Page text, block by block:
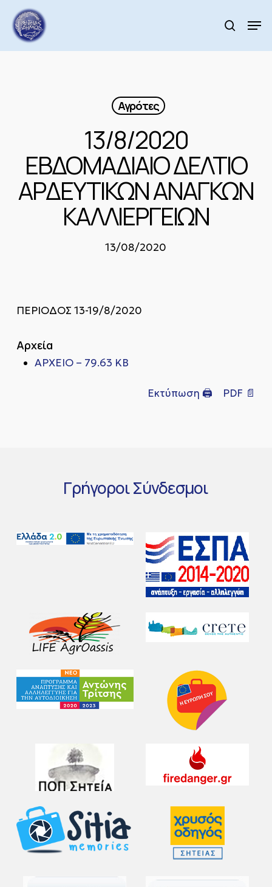
main
content
search
Αγρότες
13/8/2020
ΕΒΔΟΜΑΔΙΑΙΟ ΔΕΛΤΙΟ
ΑΡΔΕΥΤΙΚΩΝ ΑΝΑΓΚΩΝ
ΚΑΛΛΙΕΡΓΕΙΩΝ
13/08/2020
ΠΕΡΙΟΔΟΣ 13-19/8/2020
Αρχεία
ΑΡΧΕΙΟ – 79.63 KB
Εκτύπωση 🖨 PDF 📄
ΓρήγοροιΣύνδεσμοι
Menu